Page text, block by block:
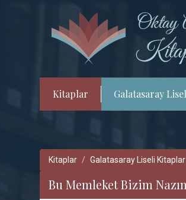
Kitaplar Galatasaray
Kitaplar Galatasaray Liseli Kitaplar
Bu Memleket Bizim